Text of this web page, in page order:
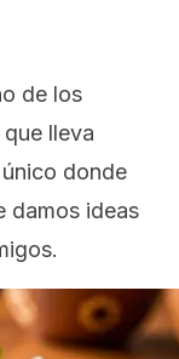
de los
lleva
donde
damos ideas